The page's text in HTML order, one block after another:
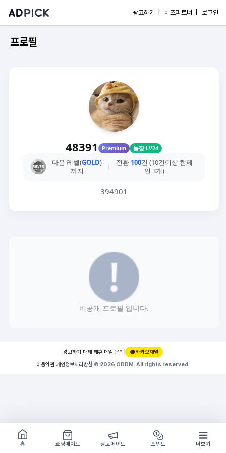
광고하기 | 비즈파트너 | 로그인
프로필
48391 Premium 농장 LV24
다음 레벨(GOLD)
까지
전환 100건 (10건이상 캠페
인 3개)
394901
비공개 프로필 입니다.
광고하기 매체 제휴 메일 문의 |
카카오채널
이용약관 개인정보처리방침 © 2026 ODDM. All rights reserved.
쇼핑몰 구경하기
방문시 1G
홈
쇼핑메이트 광고메이트 포인트 더보기